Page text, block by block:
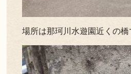
場所は那珂川水遊園近くの橋